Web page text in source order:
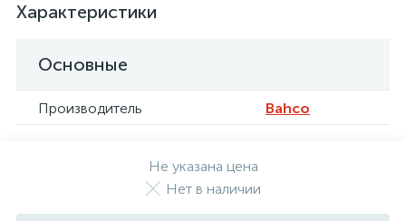
Характеристики
Основные
Производитель Bahco
Не указана цена
Нет в наличии